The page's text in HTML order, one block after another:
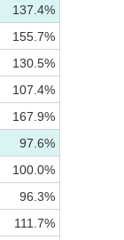
137.4%
155.7%
130.5%
107.4%
167.9%
97.6%
100.0%
96.3%
111.7%